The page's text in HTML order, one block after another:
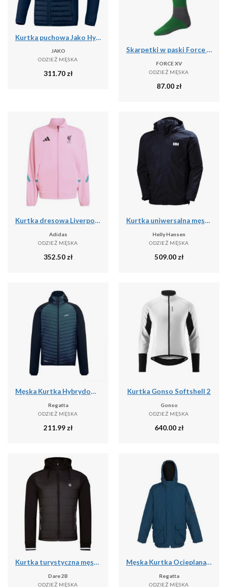
Kurtka puchowa Jako Hybride Corporate
JAKO
ODZIEŻ MĘSKA
311.70zł
Skarpetki w paski Force XV
FORCE XV
ODZIEŻ MĘSKA
87.00 zł
Kurtka dresowa Liverpool FC ZN.E. 2025/26
Adidas
ODZIEŻ MĘSKA
352.50 zł
Kurtka uniwersalna męska Helly Hansen Dubliner Jacket
Helly Hansen
ODZIEŻ MĘSKA
509.00 zł
Męska Kurtka Hybrydowa Andreson
Regatta
ODZIEŻ MĘSKA
211.99 zł
Kurtka Gonso Softshell 2
Gonso
ODZIEŻ MĘSKA
640.00 zł
Kurtka turystyczna męska Dare2b Shield softshell
Dare 2B
ODZIEŻ MĘSKA
Męska Kurtka Ocieplana Volter
Regatta
ODZIEŻ MĘSKA